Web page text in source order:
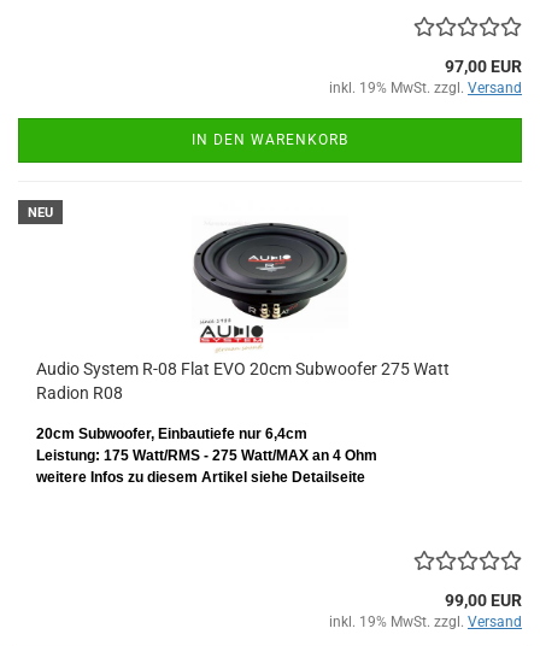
97,00 EUR
inkl. 19% MwSt. zzgl. Versand
IN DEN WARENKORB
NEU
Audio System R-08 Flat EVO 20cm Subwoofer 275 Watt
Radion R08
20cm Subwoofer, Einbautiefe nur 6,4cm
Leistung: 175 Watt/RMS - 275 Watt/MAX an 4 Ohm
weitere Infos zu diesem Artikel siehe Detailseite
99,00 EUR
inkl. 19% MwSt. zzgl. Versand